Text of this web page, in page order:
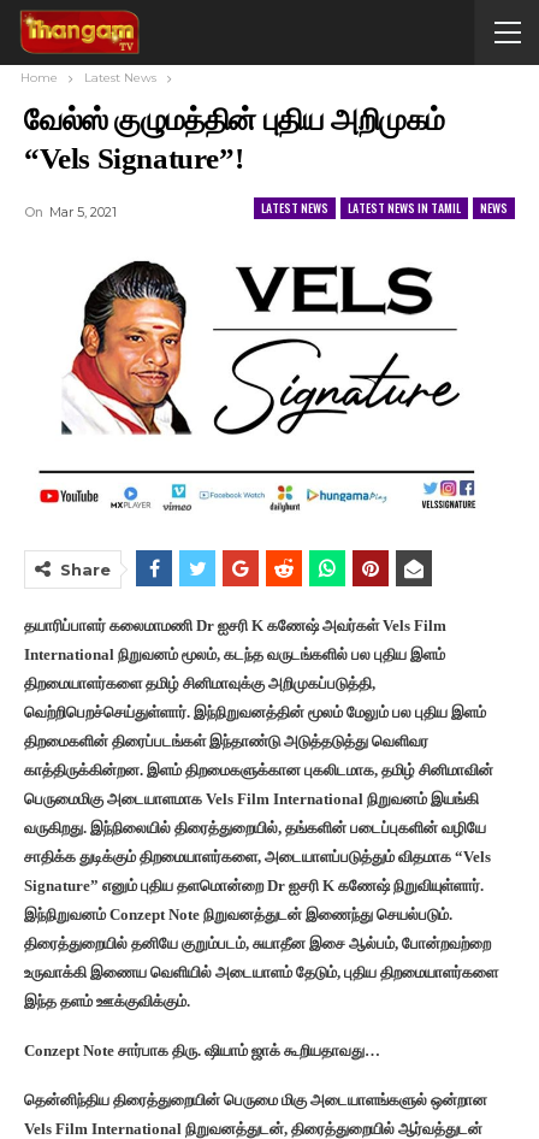
Home Latest News
வேல்ஸ் குழுமத்தின் புதிய அறிமுகம்
“Vels Signature”!
LATEST NEWS LATEST NEWS IN TAMIL NEWS
On Mar 5, 2021
Share
தயாரிப்பாளர் கலைமாமணி Dr ஐசரி K கணேஷ் அவர்கள் Vels Film
International நிறுவனம் மூலம், கடந்த வருடங்களில் பல புதிய இளம்
திறமையாளர்களை தமிழ் சினிமாவுக்கு அறிமுகப்படுத்தி,
வெற்றிபெறச்செய்துள்ளார். இந்நிறுவனத்தின் மூலம் மேலும் பல புதிய இளம்
திறமைகளின் திரைப்படங்கள் இந்தாண்டு அடுத்தடுத்து வெளிவர
காத்திருக்கின்றன. இளம் திறமைகளுக்கான புகலிடமாக, தமிழ் சினிமாவின்
பெருமைமிகு அடையாளமாக Vels Film International நிறுவனம் இயங்கி
வருகிறது. இந்நிலையில் திரைத்துறையில், தங்களின் படைப்புகளின் வழியே
சாதிக்க துடிக்கும் திறமையாளர்களை, அடையாளப்படுத்தும் விதமாக “Vels
Signature” எனும் புதிய தளமொன்றை Dr ஐசரி K கணேஷ் நிறுவியுள்ளார்.
இந்நிறுவனம் Conzept Note நிறுவனத்துடன் இணைந்து செயல்படும்.
திரைத்துறையில் தனியே குறும்படம், சுயாதீன இசை ஆல்பம், போன்றவற்றை
உருவாக்கி இணைய வெளியில் அடையாளம் தேடும், புதிய திறமையாளர்களை
இந்த தளம் ஊக்குவிக்கும்.
Conzept Note சார்பாக திரு. ஷியாம் ஜாக் கூறியதாவது…
தென்னிந்திய திரைத்துறையின் பெருமை மிகு அடையாளங்களுல் ஒன்றான
Vels Film International நிறுவனத்துடன், திரைத்துறையில் ஆர்வத்துடன்